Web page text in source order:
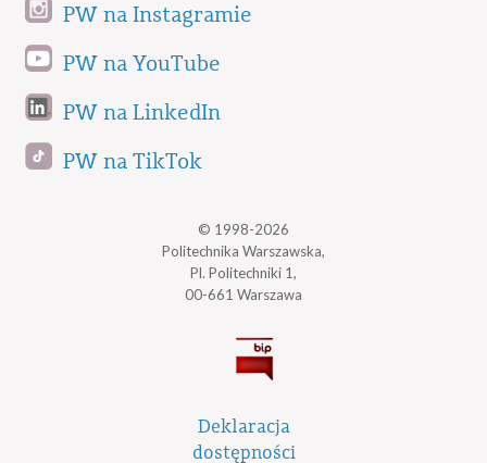
PW na Instagramie
PW na YouTube
PW na LinkedIn
PW na TikTok
© 1998-2026
Politechnika Warszawska,
Pl. Politechniki 1,
00-661 Warszawa
Deklaracja
dostępności